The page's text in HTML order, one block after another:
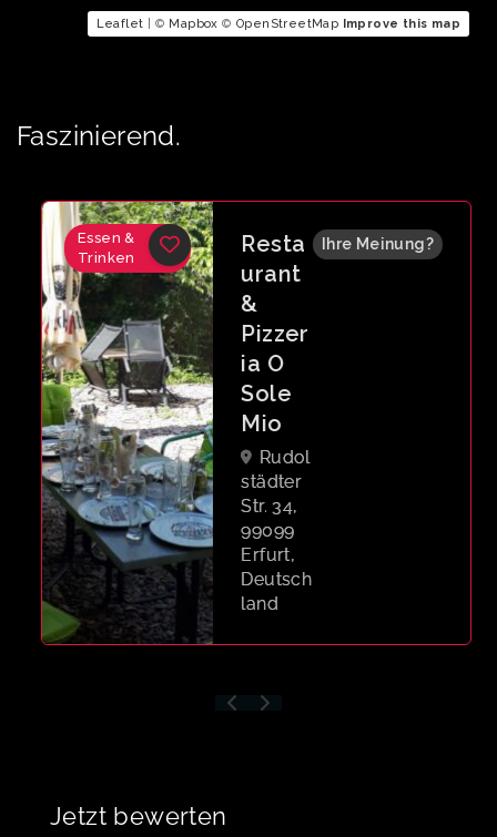
Leaflet | © Mapbox © OpenStreetMap Improve this map
Faszinierend.
Essen &
Trinken
Resta
urant
&
Pizzer
ia O
Sole
Mio
Rudol
städter
Str. 34,
99099
Erfurt,
Deutsch
land
Ihre Meinung?
Jetzt bewerten